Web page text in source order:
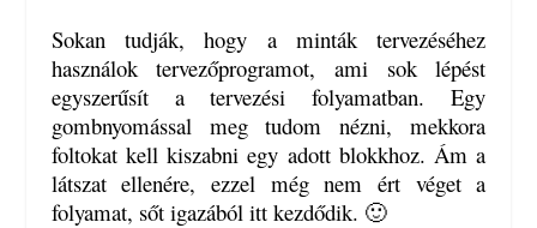
Sokan tudják, hogy a minták tervezéséhez
használok tervezőprogramot, ami sok lépést
egyszerűsít a tervezési folyamatban. Egy
gombnyomással meg tudom nézni, mekkora
foltokat kell kiszabni egy adott blokkhoz. Ám a
látszat ellenére, ezzel még nem ért véget a
folyamat, sőt igazából itt kezdődik. 🙂